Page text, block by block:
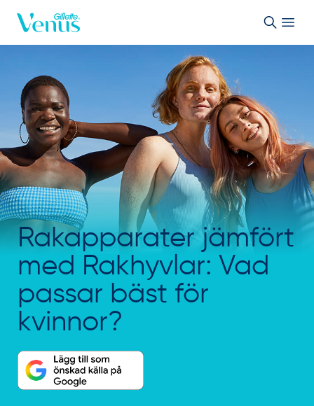
Rakapparater jämfört
med Rakhyvlar: Vad
passar bäst för
kvinnor?